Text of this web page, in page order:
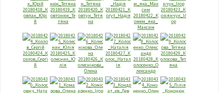
20180418_К
овпак_Юрi
й
20180419_К
овтонюк_Те
тяна
20180420_К
овтун_Тетя
на
20180421_К
огут_Надiя 20180422_К
ожем_яка_
Максим
20180423_К
озiянчук_Iг
ор
20180424_К
озлов_Сергi
й
20180425_К
олесник_Ю
лiя
20180426_К
олеснiкова_
Олена
20180427_К
олос_Натал
iя
20180428_К
олосенко_О
лександр
20180429_К
олосова_Тет
яна